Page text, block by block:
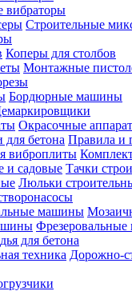
вибраторы
Строительные
Коперы для столбов
Монтажные
Бордюрные машины
Окрасочные
Правила и
Тачки
Люльки
для бетона
Дорожно-